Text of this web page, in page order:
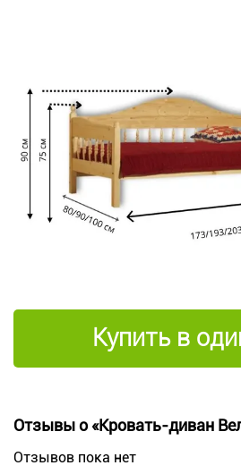
Купить в
Отзывы о «Кровать-диван
Отзывов пока нет